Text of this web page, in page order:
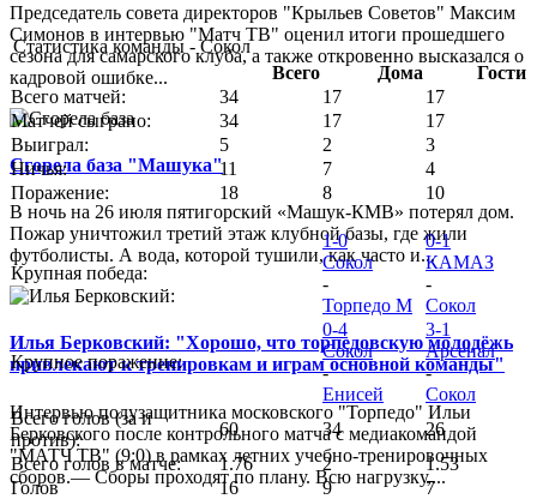
Председатель совета директоров "Крыльев Советов" Максим
Симонов в интервью "Матч ТВ" оценил итоги прошедшего
сезона для самарского клуба, а также откровенно высказался о
кадровой ошибке...
Сгорела база "Машука"
В ночь на 26 июля пятигорский «Машук-КМВ» потерял дом.
Пожар уничтожил третий этаж клубной базы, где жили
футболисты. А вода, которой тушили, как часто и...
Илья Берковский: "Хорошо, что торпедовскую молодёжь
привлекают к тренировкам и играм основной команды"
Интервью полузащитника московского "Торпедо" Ильи
Берковского после контрольного матча с медиакомандой
"МАТЧ ТВ" (9:0) в рамках летних учебно-тренировочных
сборов.— Сборы проходят по плану. Всю нагрузку,...
Статистика команды - Сокол
Всего
Дома
Гости
Всего матчей:
34 17
17
Матчей сыграно:
34 17
17
Выиграл:
5 2
3
Ничья:
11 7
4
Поражение:
18 8 10
Крупная победа:
1-0
Сокол
-
Торпедо М
0-1
КАМАЗ
-
Сокол
Крупное поражение:
0-4
Сокол
-
Енисей
3-1
Арсенал
-
Сокол
Всего голов (за и
против):
60 34
26
Всего голов в матче:
1.76 2
1.53
Голов
16 9
7